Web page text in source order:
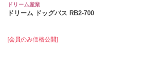
ドリーム産業
ドリーム ドッグバス RB2-700
[会員のみ価格公開]